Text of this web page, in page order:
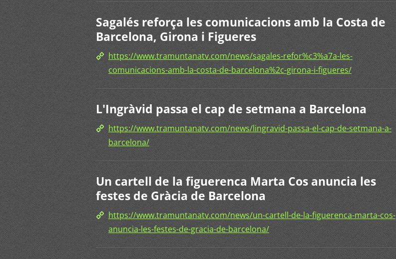
Sagalés reforça les comunicacions amb la Costa de
Barcelona, Girona i Figueres
https://www.tramuntanatv.com/news/sagales-refor%c3%a7a-les-
comunicacions-amb-la-costa-de-barcelona%2c-girona-i-figueres/
L'Ingràvid passa el cap de setmana a Barcelona
https://www.tramuntanatv.com/news/lingravid-passa-el-cap-de-setmana-a-
barcelona/
Un cartell de la figuerenca Marta Cos anuncia les
festes de Gràcia de Barcelona
https://www.tramuntanatv.com/news/un-cartell-de-la-figuerenca-marta-cos-
anuncia-les-festes-de-gracia-de-barcelona/